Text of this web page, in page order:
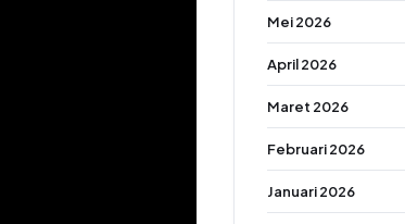
Mei 2026
April 2026
Maret 2026
Februari 2026
Januari 2026